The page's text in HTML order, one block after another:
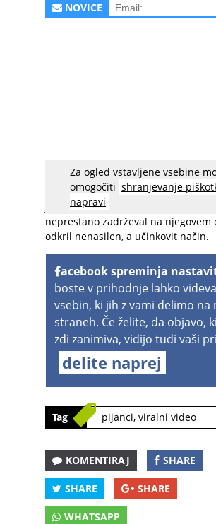
NOVICE
Za ogled vstavljene vsebine
omogočiti shranjevanje
napravi
Kako pregnati nadležnega pijanca,
skupaj prešlo v fizični obračun?
je naveličal pijanega soseda, ki se je
neprestano zadrževal na njegovem
odkril nenasilen, a učinkovit način.
acebook spreminja
boste v prihodnje lahko
vsebin, ki jih z vami delimo na
straneh. Če želite, da objavo,
zdi zanimiva, vidijo tudi vaši
delite naprej
Tag pijanci, viralni video
KOMENTIRAJ SHARE
SHARE SHARE
WHATSAPP